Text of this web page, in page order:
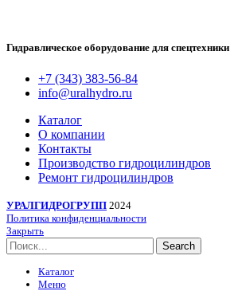
Гидравлическое оборудование для спецтехники
+7 (343) 383-56-84
info@uralhydro.ru
Каталог
О компании
Контакты
Производство гидроцилиндров
Ремонт гидроцилиндров
УРАЛГИДРОГРУПП 2024
Политика конфиденциальности
Закрыть
Search
Каталог
Меню